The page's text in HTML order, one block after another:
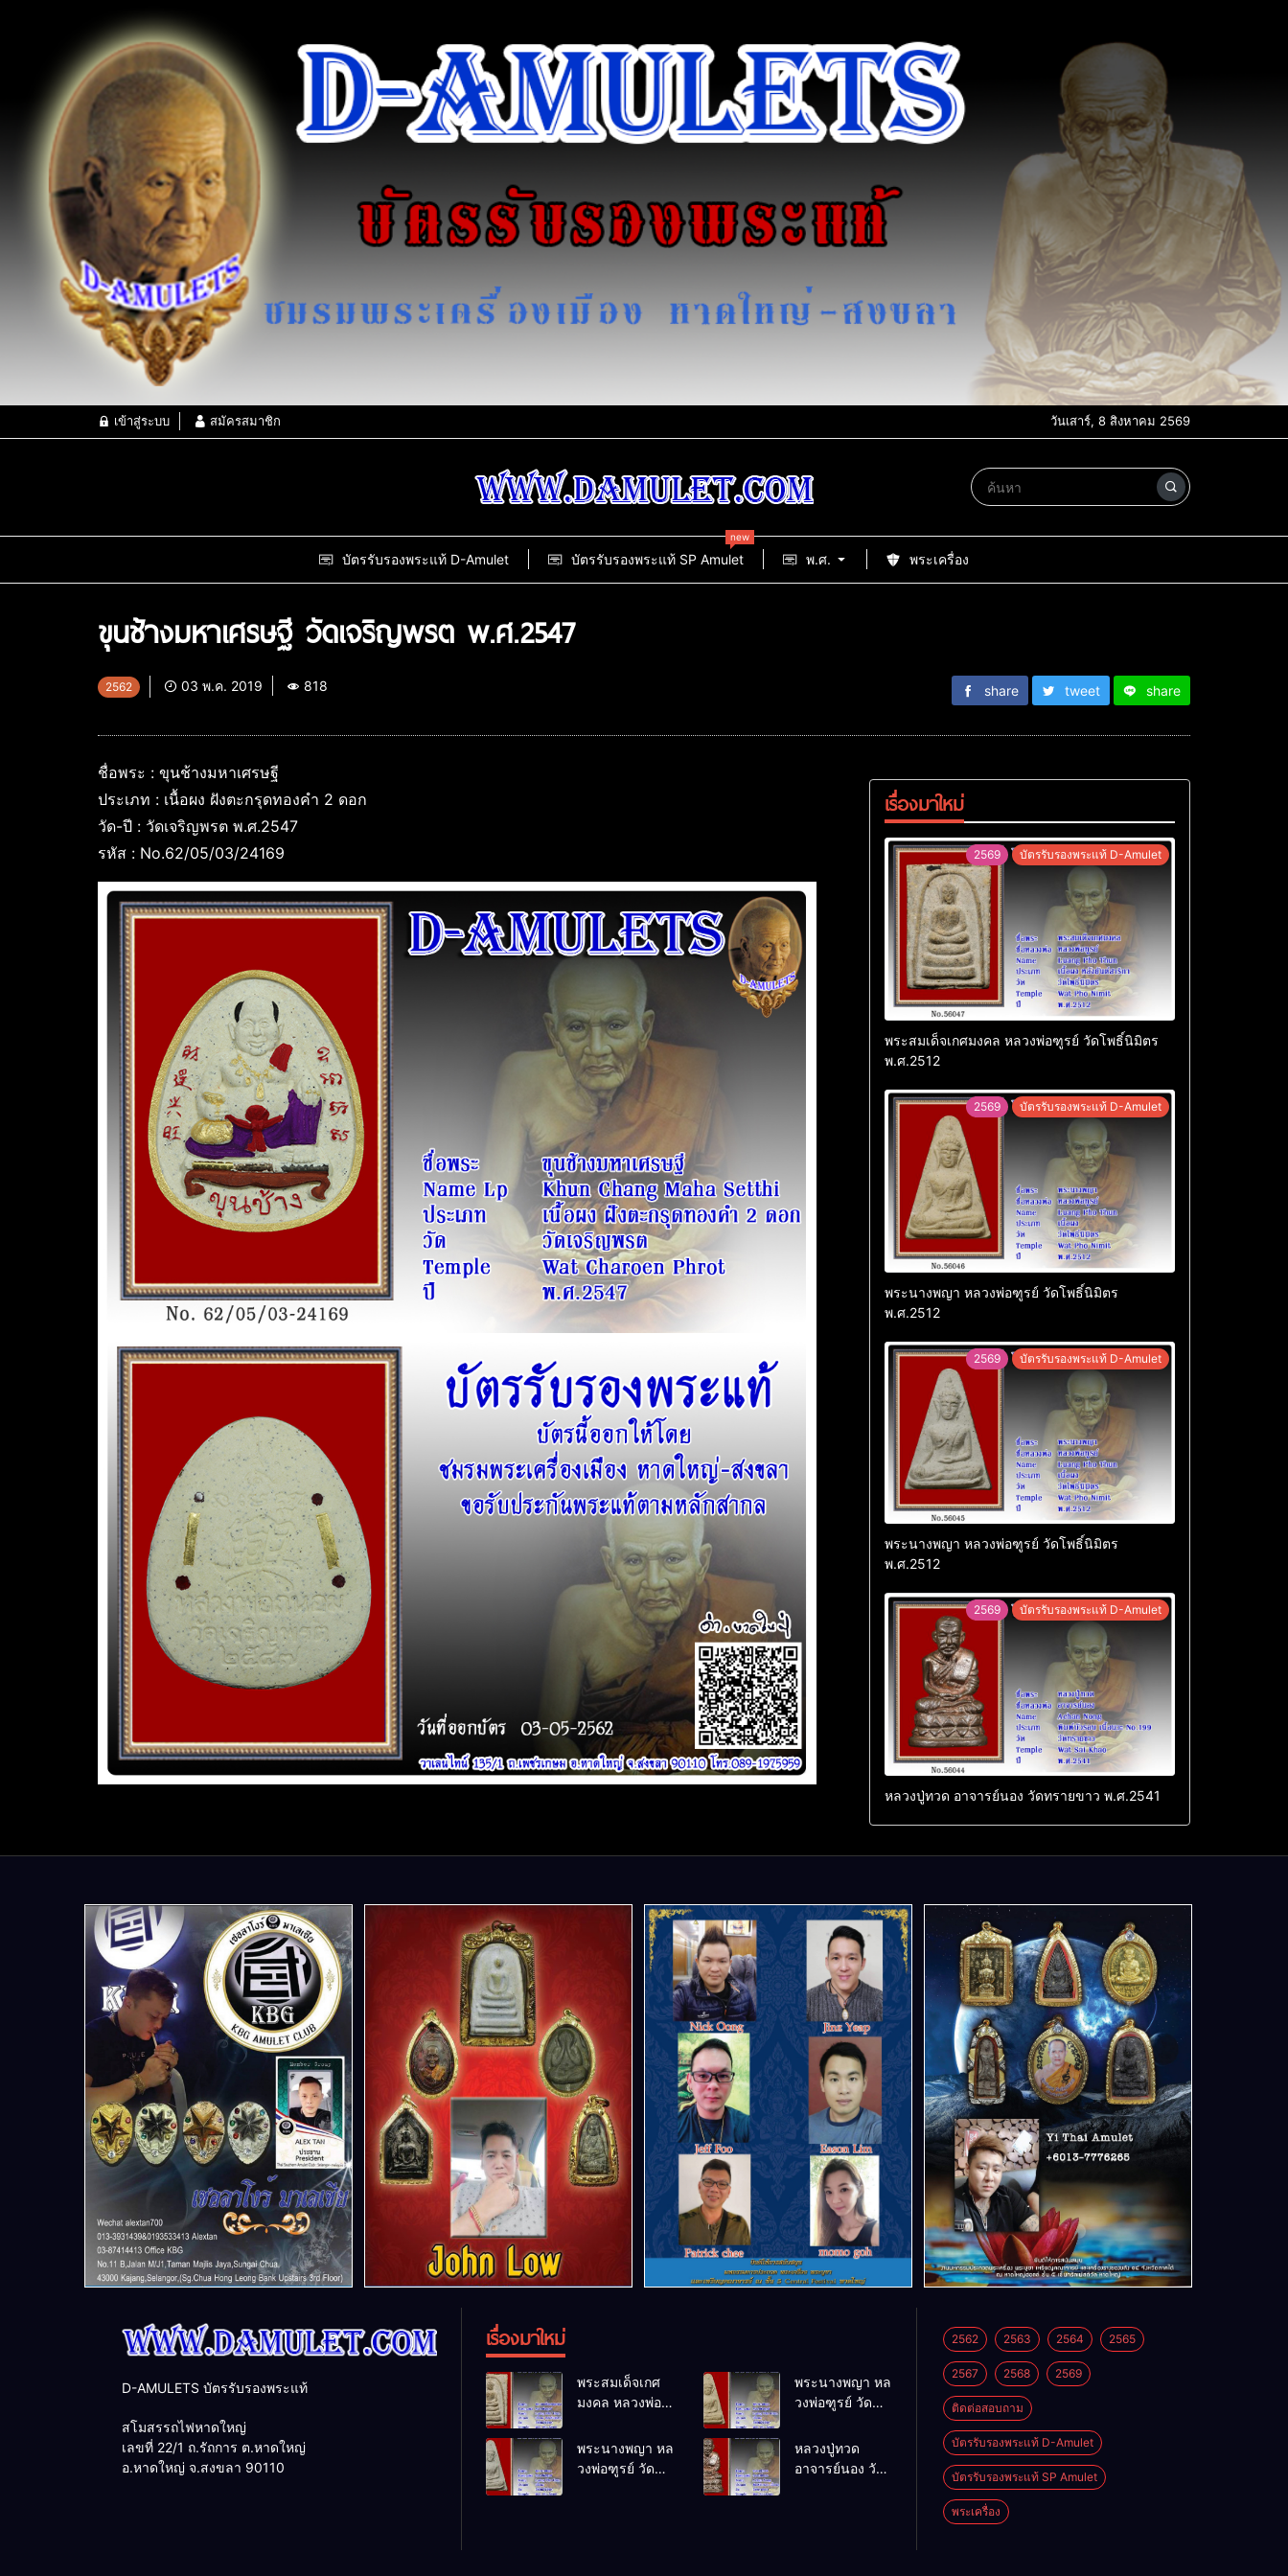
เข้าสู่ระบบ สมัครสมาชิก วันเสาร์, 8 สิงหาคม 2569
บัตรรับรองพระแท้ D-Amulet บัตรรับรองพระแท้ SP Amulet
new
พ.ศ. พระเครื่อง
ขุนช้างมหาเศรษฐี วัดเจริญพรต พ.ศ.2547
2562 03 พ.ค. 2019 818 share tweet share
ชื่อพระ : ขุนช้างมหาเศรษฐี
ประเภท : เนื้อผง ฝังตะกรุดทองคำ 2 ดอก
วัด-ปี : วัดเจริญพรต พ.ศ.2547
รหัส : No.62/05/03/24169
เรื่องมาใหม่
2569 บัตรรับรองพระแท้ D-Amulet
พระสมเด็จเกศมงคล หลวงพ่อฑูรย์ วัดโพธิ์นิมิตร
พ.ศ.2512
2569 บัตรรับรองพระแท้ D-Amulet
พระนางพญา หลวงพ่อฑูรย์ วัดโพธิ์นิมิตร
พ.ศ.2512
2569 บัตรรับรองพระแท้ D-Amulet
พระนางพญา หลวงพ่อฑูรย์ วัดโพธิ์นิมิตร
พ.ศ.2512
2569 บัตรรับรองพระแท้ D-Amulet
หลวงปู่ทวด อาจารย์นอง วัดทรายขาว พ.ศ.2541
D-AMULETS บัตรรับรองพระแท้
สโมสรรถไฟหาดใหญ่
เลขที่ 22/1 ถ.รัถการ ต.หาดใหญ่
อ.หาดใหญ่ จ.สงขลา 90110
เรื่องมาใหม่
พระสมเด็จเกศ
มงคล หลวงพ่อ
โพธิ์นิมิตร
พ.ศ.2512
พระนางพญา หล
วงพ่อฑูรย์ วัด
พ.ศ.2512
พระนางพญา หล
วงพ่อฑูรย์ วัด
หลวงปู่ทวด
อาจารย์นอง วัด
2562 2563 2564 2565
2567 2568 2569
ติดต่อสอบถาม
บัตรรับรองพระแท้ D-Amulet
บัตรรับรองพระแท้ SP Amulet
พระเครื่อง